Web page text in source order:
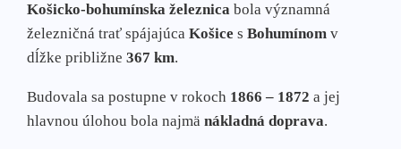
Košicko-bohumínska železnica bola významná
železničná trať spájajúca Košice s Bohumínom v
dĺžke približne 367 km.
Budovala sa postupne v rokoch 1866 – 1872 a jej
hlavnou úlohou bola najmä nákladná doprava.